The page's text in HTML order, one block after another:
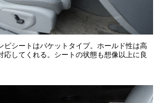
シートはバケットタイプ。ホールド性は高
応してくれる。シートの状態も想像以上に良